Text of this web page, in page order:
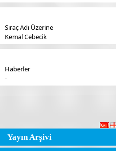
Sıraç Adı Üzerine
Kemal Cebecik
Haberler
-
Yayın Arşivi